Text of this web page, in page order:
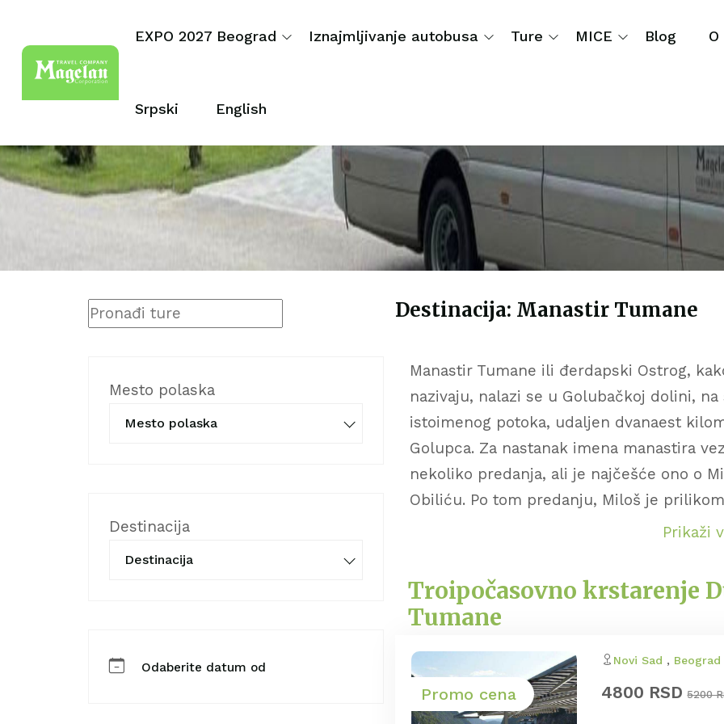
EXPO 2027 Beograd Iznajmljivanje autobusa Ture MICE Blog
Srpski English
Manastir Tumane
Mesto polaska
Mesto polaska
Destinacija
Destinacija
Destinacija: Manastir Tumane
Manastir Tumane ili đerdapski Ostrog,
nazivaju, nalazi se u Golubačkoj dolini, na
istoimenog potoka, udaljen dvanaest
Golupca. Za nastanak imena manastira
nekoliko predanja, ali je najčešće ono o
Obiliću. Po tom predanju, Miloš je
Zosima Sinajita, koji je prebivao u
umrem). Kako bi okajao svoj greh, Miloš
je dobio ime po poslednjim isposnikovim
kada je manastir izgrađen, ali se zna da
godine. U drugoj polovini 16. veka, u
- Tumanski apokrifni zbornik. U vreme
Manastir je obnovljen 1797. godine, a
Prikaži
Troipočasovno krstarenje
Tumane
Promo cena
Novi Sad , Beograd
4800 RSD 5200